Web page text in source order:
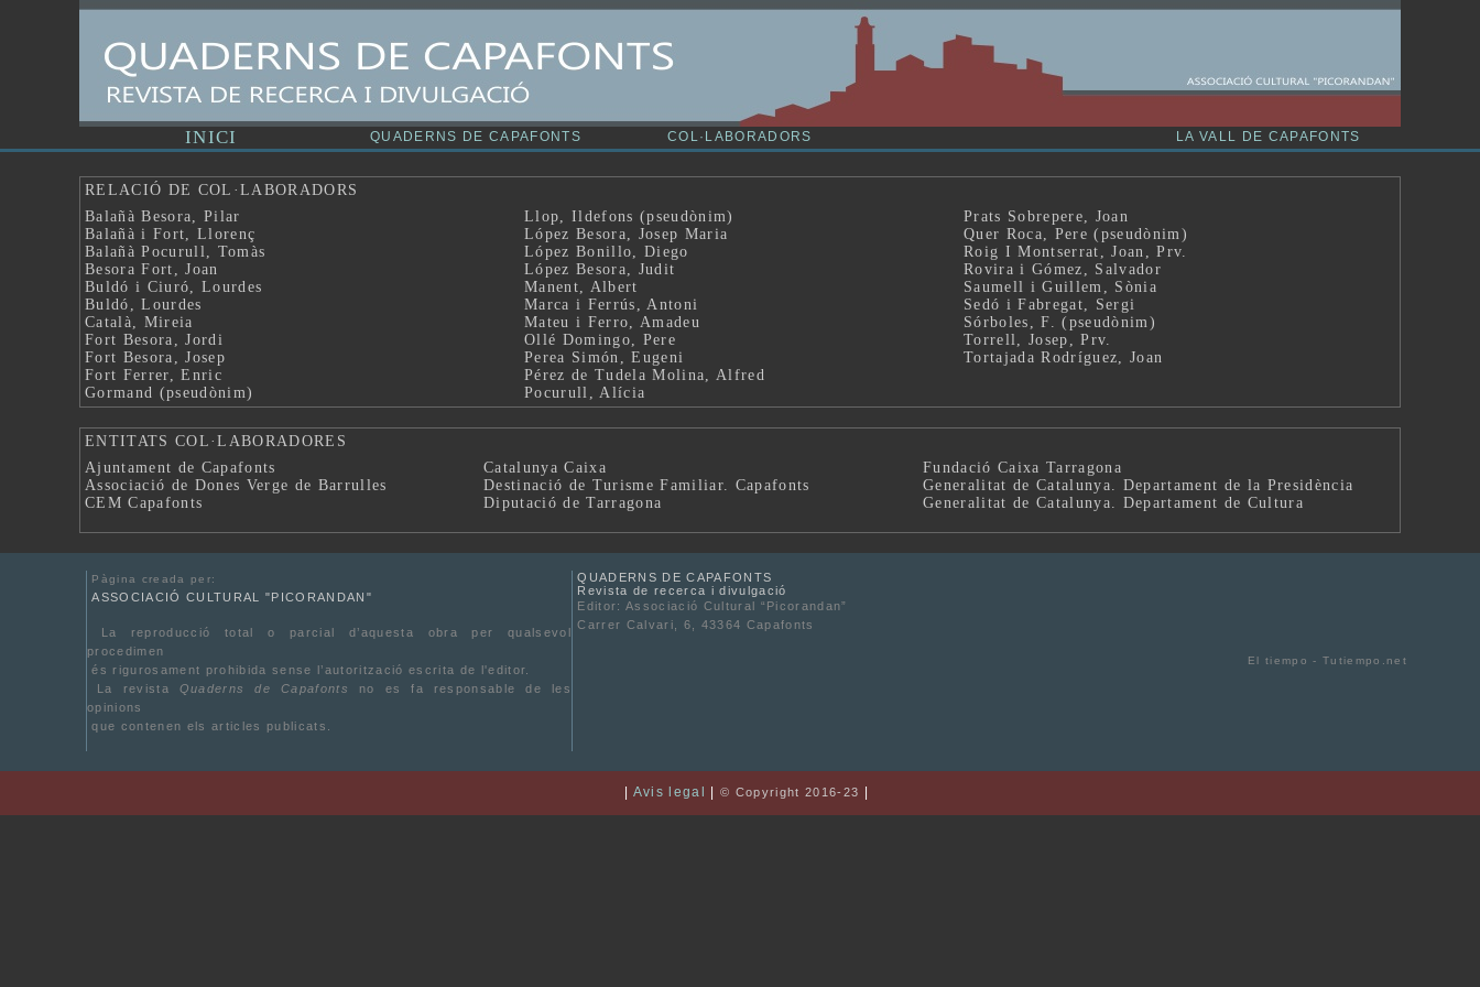
RELACIÓ DE COL·LABORADORS
Balañà Besora, Pilar
Balañà i Fort, Llorenç
Balañà Pocurull, Tomàs
Besora Fort, Joan
Buldó i Ciuró, Lourdes
Buldó, Lourdes
Català, Mireia
Fort Besora, Jordi
Fort Besora, Josep
Fort Ferrer, Enric
Gormand (pseudònim)
Llop, Ildefons (pseudònim)
López Besora, Josep Maria
López Bonillo, Diego
López Besora, Judit
Manent, Albert
Marca i Ferrús, Antoni
Mateu i Ferro, Amadeu
Ollé Domingo, Pere
Perea Simón, Eugeni
Pérez de Tudela Molina, Alfred
Pocurull, Alícia
Prats Sobrepere, Joan
Quer Roca, Pere (pseudònim)
Roig I Montserrat, Joan, Prv.
Rovira i Gómez, Salvador
Saumell i Guillem, Sònia
Sedó i Fabregat, Sergi
Sórboles, F. (pseudònim)
Torrell, Josep, Prv.
Tortajada Rodríguez, Joan
ENTITATS COL·LABORADORES
Ajuntament de Capafonts
Associació de Dones Verge de Barrulles
CEM Capafonts
Catalunya Caixa
Destinació de Turisme Familiar. Capafonts
Diputació de Tarragona
Fundació Caixa Tarragona
Generalitat de Catalunya. Departament de la Presidència
Generalitat de Catalunya. Departament de Cultura